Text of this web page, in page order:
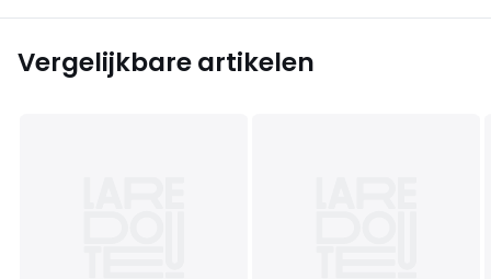
Vergelijkbare artikelen